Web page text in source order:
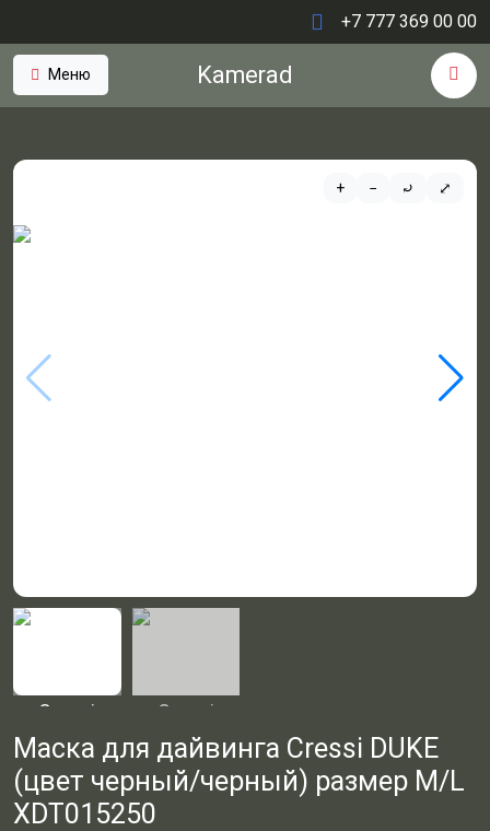
+7 777 369 00 00
Меню Kamerad
+ − ⤾ ⤢
Маска для дайвинга Cressi DUKE
(цвет черный/черный) размер M/L
XDT015250